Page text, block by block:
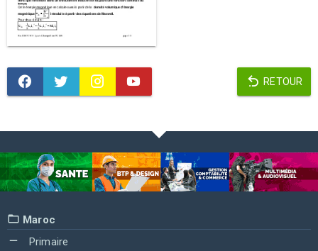
RETOUR
Maroc
Primaire